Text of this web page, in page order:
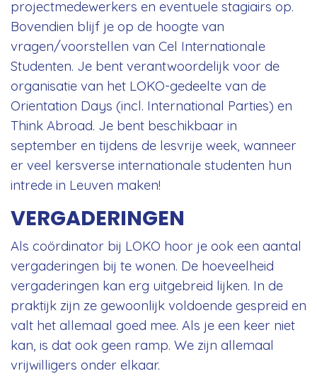
projectmedewerkers en eventuele stagiairs op.
Bovendien blijf je op de hoogte van
vragen/voorstellen van Cel Internationale
Studenten. Je bent verantwoordelijk voor de
organisatie van het LOKO-gedeelte van de
Orientation Days (incl. International Parties) en
Think Abroad. Je bent beschikbaar in
september en tijdens de lesvrije week, wanneer
er veel kersverse internationale studenten hun
intrede in Leuven maken!
VERGADERINGEN
Als coördinator bij LOKO hoor je ook een aantal
vergaderingen bij te wonen. De hoeveelheid
vergaderingen kan erg uitgebreid lijken. In de
praktijk zijn ze gewoonlijk voldoende gespreid en
valt het allemaal goed mee. Als je een keer niet
kan, is dat ook geen ramp. We zijn allemaal
vrijwilligers onder elkaar.